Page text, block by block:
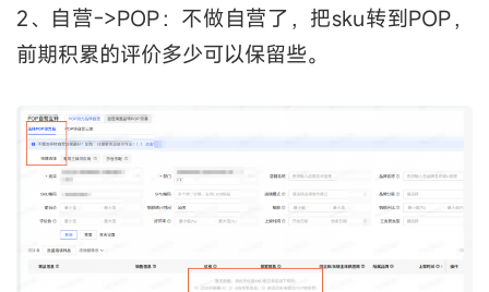
2、自营->POP：不做自营了，把sku转到POP，
前期积累的评价多少可以保留些。